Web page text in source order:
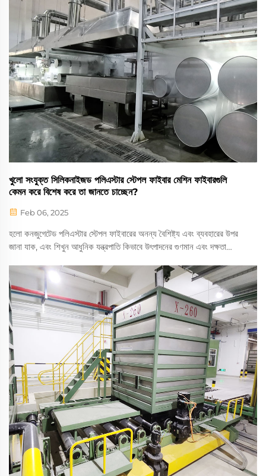
খুলো সংযুক্ত সিলিকনাইজড পলিএস্টার স্টেপল ফাইবার মেশিন ফাইবারগুলি
কেমন করে বিশেষ করে তা জানতে চাচ্ছেন?
Feb 06, 2025
হলো কনজুগেটেড পলিএস্টার স্টেপল ফাইবারের অনন্য বৈশিষ্ট্য এবং ব্যবহারের উপর
জানা যাক, এবং শিখুন আধুনিক যন্ত্রপাতি কিভাবে উৎপাদনের গুণমান এবং দক্ষতা